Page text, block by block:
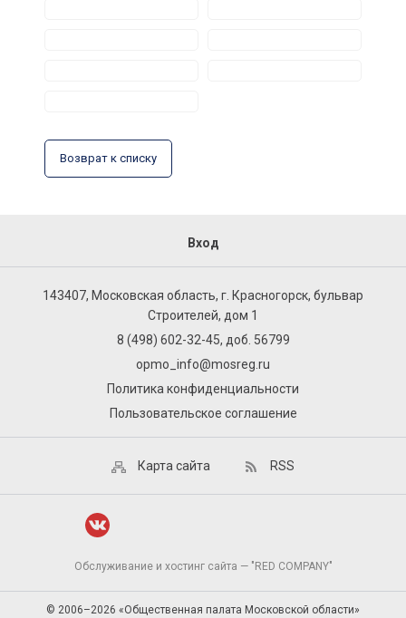
Возврат к списку
Вход
143407, Московская область, г. Красногорск, бульвар
Строителей, дом 1
8 (498) 602-32-45, доб. 56799
opmo_info@mosreg.ru
Политика конфиденциальности
Пользовательское соглашение
Карта сайта RSS
Обслуживание и хостинг сайта — "RED COMPANY"
© 2006–2026 «Общественная палата Московской области»